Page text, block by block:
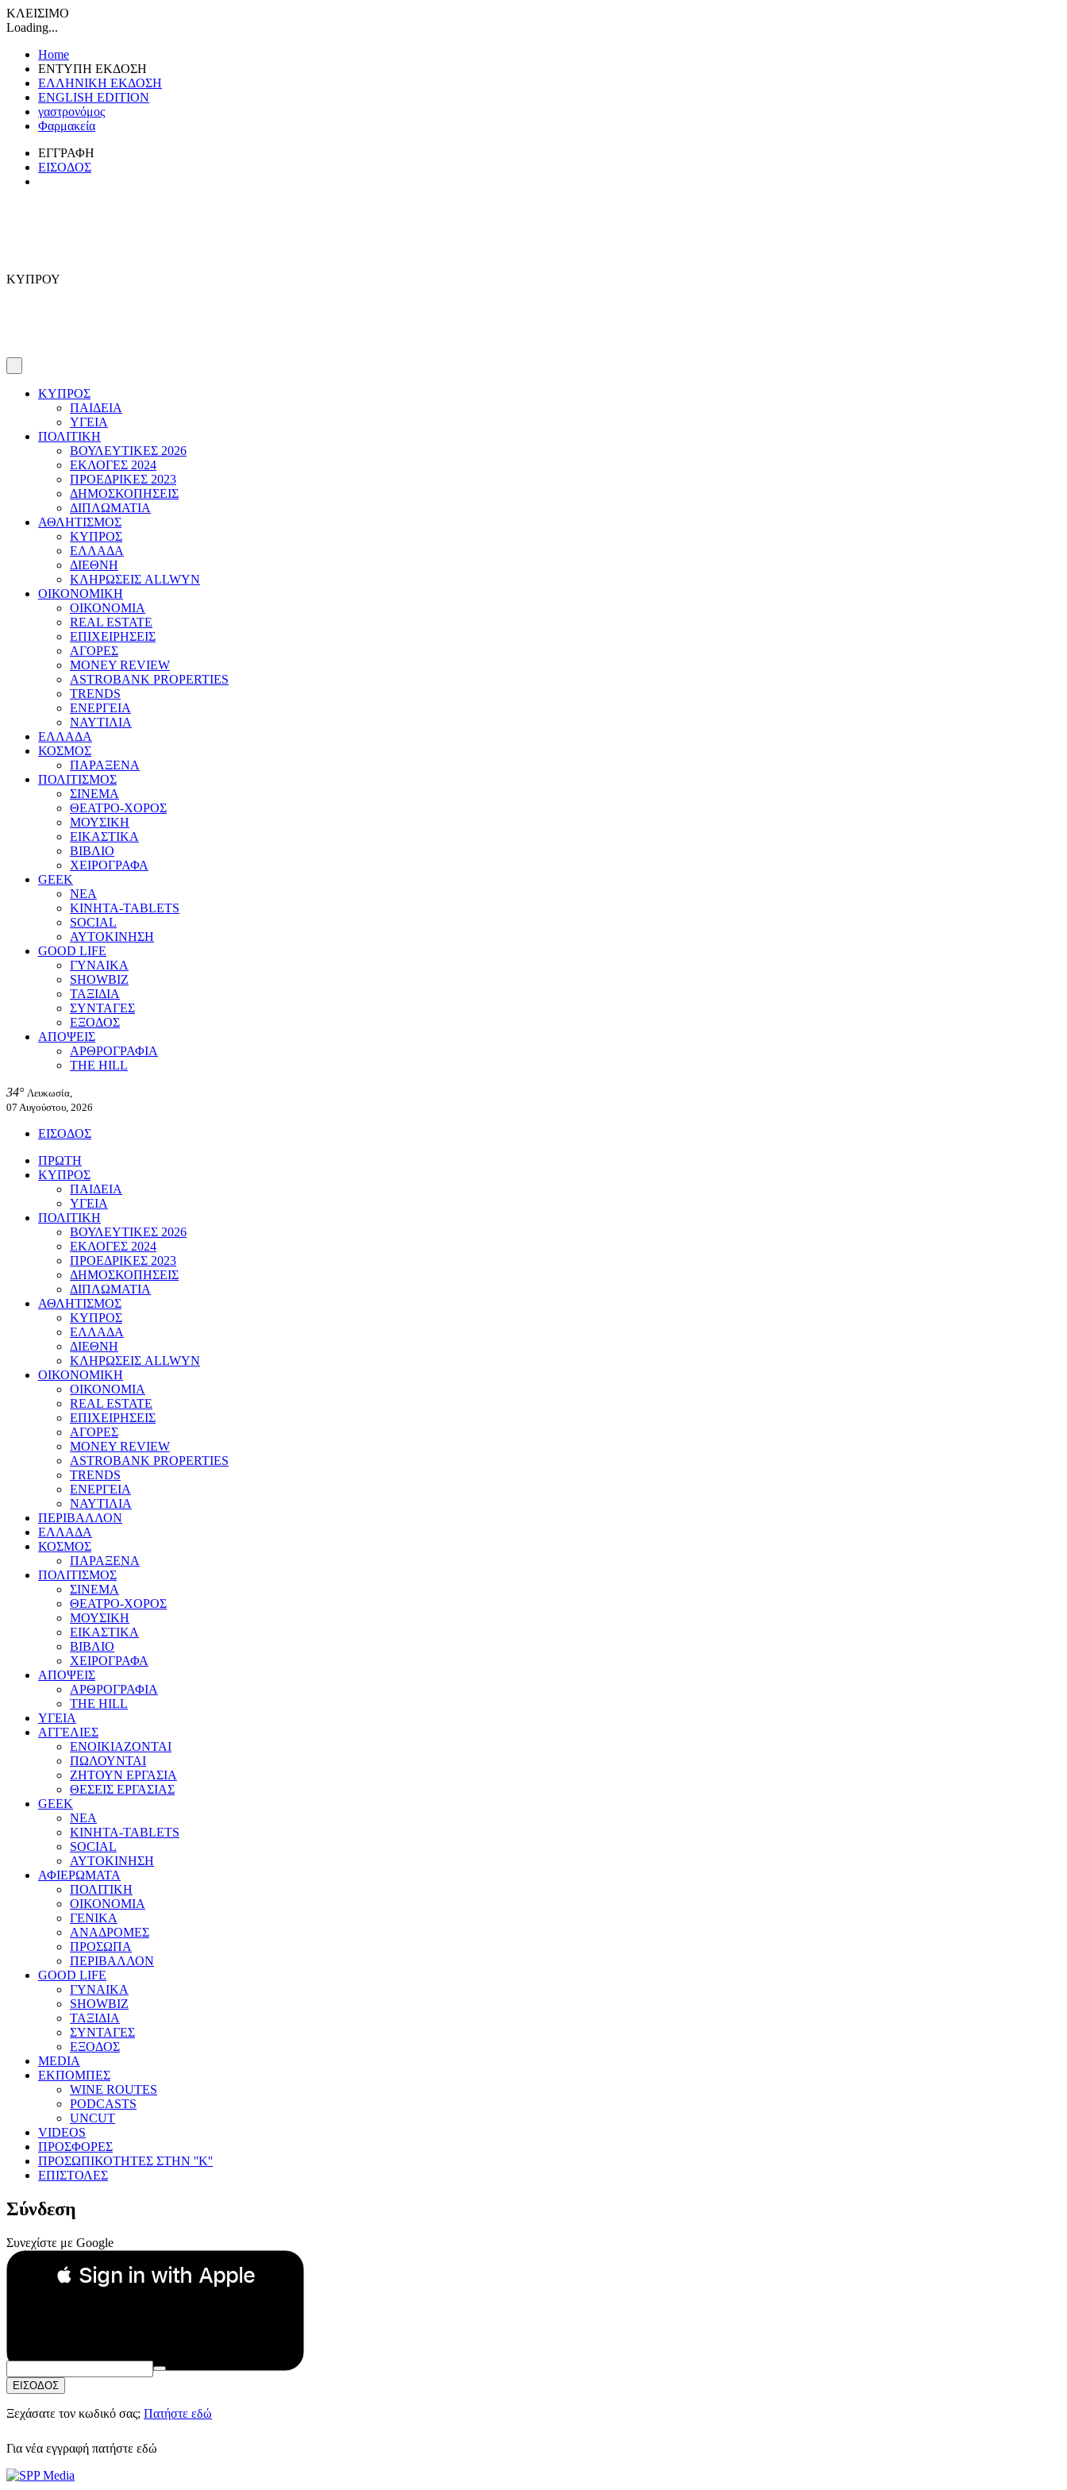
ΚΛΕΙΣΙΜΟ
Loading...
Home
ΕΝΤΥΠΗ ΕΚΔΟΣΗ
ΕΛΛΗΝΙΚΗ ΕΚΔΟΣΗ
ENGLISH EDITION
γαστρονόμος
Φαρμακεία
ΕΓΓΡΑΦΗ
ΕΙΣΟΔΟΣ
ΚΥΠΡΟΥ
ΚΥΠΡΟΣ
ΠΑΙΔΕΙΑ
ΥΓΕΙΑ
ΠΟΛΙΤΙΚΗ
ΒΟΥΛΕΥΤΙΚΕΣ 2026
ΕΚΛΟΓΕΣ 2024
ΠΡΟΕΔΡΙΚΕΣ 2023
ΔΗΜΟΣΚΟΠΗΣΕΙΣ
ΔΙΠΛΩΜΑΤΙΑ
ΑΘΛΗΤΙΣΜΟΣ
ΚΥΠΡΟΣ
ΕΛΛΑΔΑ
ΔΙΕΘΝΗ
ΚΛΗΡΩΣΕΙΣ ALLWYN
ΟΙΚΟΝΟΜΙΚΗ
ΟΙΚΟΝΟΜΙΑ
REAL ESTATE
ΕΠΙΧΕΙΡΗΣΕΙΣ
ΑΓΟΡΕΣ
MONEY REVIEW
ASTROBANK PROPERTIES
TRENDS
ΕΝΕΡΓΕΙΑ
ΝΑΥΤΙΛΙΑ
ΕΛΛΑΔΑ
ΚΟΣΜΟΣ
ΠΑΡΑΞΕΝΑ
ΠΟΛΙΤΙΣΜΟΣ
ΣΙΝΕΜΑ
ΘΕΑΤΡΟ-ΧΟΡΟΣ
ΜΟΥΣΙΚΗ
ΕΙΚΑΣΤΙΚΑ
ΒΙΒΛΙΟ
ΧΕΙΡΟΓΡΑΦΑ
GEEK
ΝΕΑ
ΚΙΝΗΤΑ-TABLETS
SOCIAL
ΑΥΤΟΚΙΝΗΣΗ
GOOD LIFE
ΓΥΝΑΙΚΑ
SHOWBIZ
ΤΑΞΙΔΙΑ
ΣΥΝΤΑΓΕΣ
ΕΞΟΔΟΣ
ΑΠΟΨΕΙΣ
ΑΡΘΡΟΓΡΑΦΙΑ
THE HILL
34° Λευκωσία,
07 Αυγούστου, 2026
ΕΙΣΟΔΟΣ
ΠΡΩΤΗ
ΚΥΠΡΟΣ
ΠΑΙΔΕΙΑ
ΥΓΕΙΑ
ΠΟΛΙΤΙΚΗ
ΒΟΥΛΕΥΤΙΚΕΣ 2026
ΕΚΛΟΓΕΣ 2024
ΠΡΟΕΔΡΙΚΕΣ 2023
ΔΗΜΟΣΚΟΠΗΣΕΙΣ
ΔΙΠΛΩΜΑΤΙΑ
ΑΘΛΗΤΙΣΜΟΣ
ΚΥΠΡΟΣ
ΕΛΛΑΔΑ
ΔΙΕΘΝΗ
ΚΛΗΡΩΣΕΙΣ ALLWYN
ΟΙΚΟΝΟΜΙΚΗ
ΟΙΚΟΝΟΜΙΑ
REAL ESTATE
ΕΠΙΧΕΙΡΗΣΕΙΣ
ΑΓΟΡΕΣ
MONEY REVIEW
ASTROBANK PROPERTIES
TRENDS
ΕΝΕΡΓΕΙΑ
ΝΑΥΤΙΛΙΑ
ΠΕΡΙΒΑΛΛΟΝ
ΕΛΛΑΔΑ
ΚΟΣΜΟΣ
ΠΑΡΑΞΕΝΑ
ΠΟΛΙΤΙΣΜΟΣ
ΣΙΝΕΜΑ
ΘΕΑΤΡΟ-ΧΟΡΟΣ
ΜΟΥΣΙΚΗ
ΕΙΚΑΣΤΙΚΑ
ΒΙΒΛΙΟ
ΧΕΙΡΟΓΡΑΦΑ
ΑΠΟΨΕΙΣ
ΑΡΘΡΟΓΡΑΦΙΑ
THE HILL
ΥΓΕΙΑ
ΑΓΓΕΛΙΕΣ
ΕΝΟΙΚΙΑΖΟΝΤΑΙ
ΠΩΛΟΥΝΤΑΙ
ΖΗΤΟΥΝ ΕΡΓΑΣΙΑ
ΘΕΣΕΙΣ ΕΡΓΑΣΙΑΣ
GEEK
ΝΕΑ
ΚΙΝΗΤΑ-TABLETS
SOCIAL
ΑΥΤΟΚΙΝΗΣΗ
ΑΦΙΕΡΩΜΑΤΑ
ΠΟΛΙΤΙΚΗ
ΟΙΚΟΝΟΜΙΑ
ΓΕΝΙΚΑ
ΑΝΑΔΡΟΜΕΣ
ΠΡΟΣΩΠΑ
ΠΕΡΙΒΑΛΛΟΝ
GOOD LIFE
ΓΥΝΑΙΚΑ
SHOWBIZ
ΤΑΞΙΔΙΑ
ΣΥΝΤΑΓΕΣ
ΕΞΟΔΟΣ
MEDIA
ΕΚΠΟΜΠΕΣ
WINE ROUTES
PODCASTS
UNCUT
VIDEOS
ΠΡΟΣΦΟΡΕΣ
ΠΡΟΣΩΠΙΚΟΤΗΤΕΣ ΣΤΗΝ ''Κ''
ΕΠΙΣΤΟΛΕΣ
Σύνδεση
Συνεχίστε με Google
 Sign in with Apple
Συνεχίστε με Apple
ή
Email:
Κωδικός Πρόσβασης:
ΕΙΣΟΔΟΣ
Ξεχάσατε τον κωδικό σας; Πατήστε εδώ
Για νέα εγγραφή πατήστε εδώ